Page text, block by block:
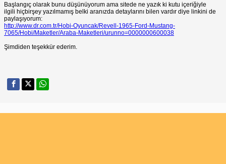
Başlangıç olarak bunu düşünüyorum ama sitede ne yazık ki kutu içeriğiyle
ilgili hiçbirşey yazılmamış belki aranızda detaylarını bilen vardır diye linkini de
paylaşıyorum:
http://www.dr.com.tr/Hobi-Oyuncak/Revell-1965-Ford-Mustang-
7065/Hobi/Maketler/Araba-Maketleri/urunno=0000000600038
Şimdiden teşekkür ederim.